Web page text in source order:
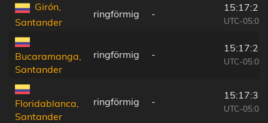
Girón,
Santander
ringförmig -
15:17:29
UTC-05:00
Bucaramanga,
Santander
ringförmig -
15:17:28
UTC-05:00
Floridablanca,
Santander
ringförmig -
15:17:36
UTC-05:00